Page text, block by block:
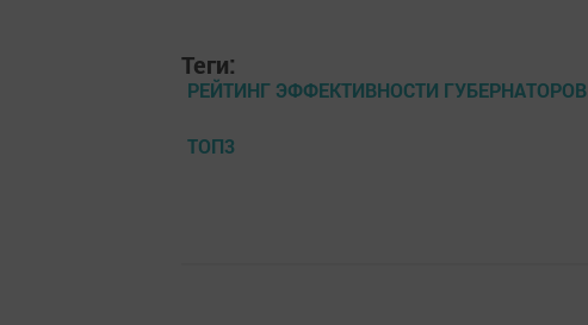
Теги:
РЕЙТИНГ ЭФФЕКТИВНОСТИ ГУБЕРНАТОРОВ
ТОП3